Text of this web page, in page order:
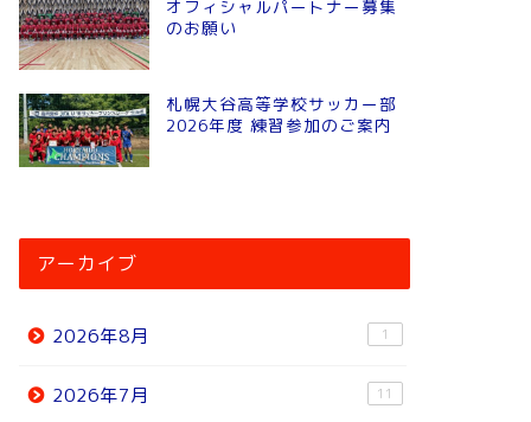
オフィシャルパートナー募集
のお願い
札幌大谷高等学校サッカー部
2026年度 練習参加のご案内
アーカイブ
2026年8月 1
2026年7月 11